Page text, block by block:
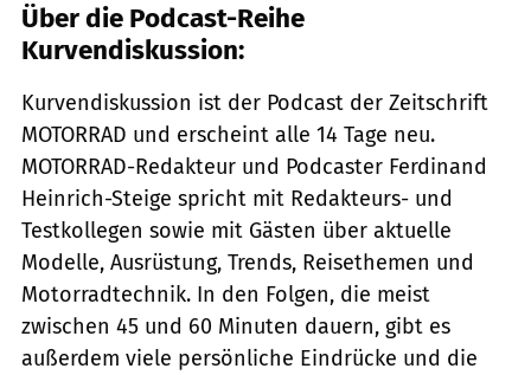
Über die Podcast-Reihe
Kurvendiskussion:
Kurvendiskussion ist der Podcast der Zeitschrift
MOTORRAD und erscheint alle 14 Tage neu.
MOTORRAD-Redakteur und Podcaster Ferdinand
Heinrich-Steige spricht mit Redakteurs- und
Testkollegen sowie mit Gästen über aktuelle
Modelle, Ausrüstung, Trends, Reisethemen und
Motorradtechnik. In den Folgen, die meist
zwischen 45 und 60 Minuten dauern, gibt es
außerdem viele persönliche Eindrücke und die